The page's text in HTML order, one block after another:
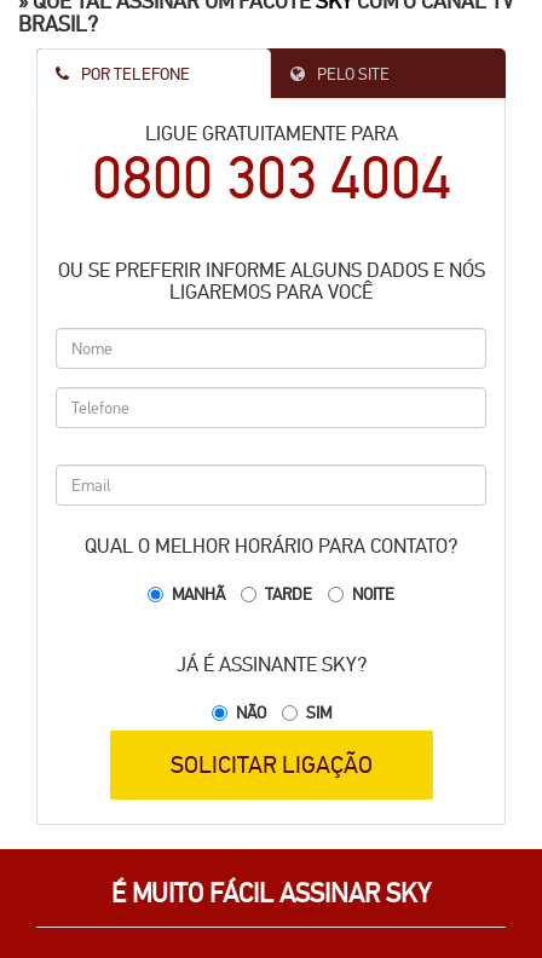
BRASIL?
POR TELEFONE PELO SITE
LIGUE GRATUITAMENTE PARA
0800 303 4004
OU SE PREFERIR INFORME ALGUNS DADOS E NÓS
LIGAREMOS PARA VOCÊ
QUAL O MELHOR HORÁRIO PARA CONTATO?
MANHÃ TARDE NOITE
JÁ É ASSINANTE SKY?
NÃO SIM
SOLICITAR LIGAÇÃO
É MUITO FÁCIL ASSINAR SKY